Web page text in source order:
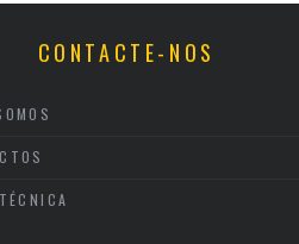
CONTACTE-NOS